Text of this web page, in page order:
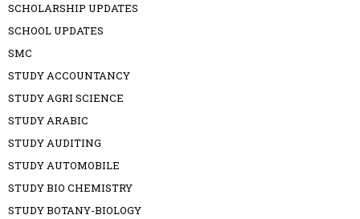
SCHOLARSHIP UPDATES
SCHOOL UPDATES
SMC
STUDY ACCOUNTANCY
STUDY AGRI SCIENCE
STUDY ARABIC
STUDY AUDITING
STUDY AUTOMOBILE
STUDY BIO CHEMISTRY
STUDY BOTANY-BIOLOGY